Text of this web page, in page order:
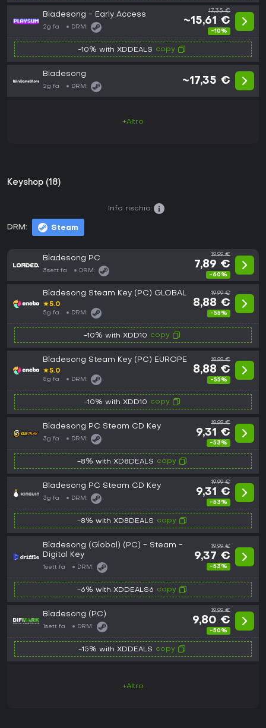
Bladesong - Early Access
2g fa DRM:
17,35 €
~15,61 €
-10%
-10% with XDDEALS copy
Bladesong
2g fa DRM:
~17,35 €
+Altro
Keyshop (18)
DRM: Steam
Info rischio:
Bladesong PC
3sett fa DRM:
19,99 €
7,89 €
-60%
Bladesong Steam Key (PC) GLOBAL
★5.0
5g fa DRM:
19,99 €
8,88 €
-55%
-10% with XDD10 copy
Bladesong Steam Key (PC) EUROPE
★5.0
5g fa DRM:
19,99 €
8,88 €
-55%
-10% with XDD10 copy
Bladesong PC Steam CD Key
3g fa DRM:
19,99 €
9,31 €
-53%
-8% with XD8DEALS copy
Bladesong PC Steam CD Key
3g fa DRM:
19,99 €
9,31 €
-53%
-8% with XD8DEALS copy
Bladesong (Global) (PC) - Steam -
Digital Key
1sett fa DRM:
19,99 €
9,37 €
-53%
-6% with XDDEALS6 copy
Bladesong (PC)
1sett fa DRM:
19,99 €
9,80 €
-50%
-15% with XDDEALS copy
+Altro